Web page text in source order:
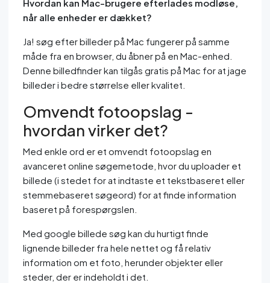
Hvordan kan Mac-brugere efterlades modløse,
når alle enheder er dækket?
Ja! søg efter billeder på Mac fungerer på samme
måde fra en browser, du åbner på en Mac-enhed.
Denne billedfinder kan tilgås gratis på Mac for at jage
billeder i bedre størrelse eller kvalitet.
Omvendt fotoopslag -
hvordan virker det?
Med enkle ord er et omvendt fotoopslag en
avanceret online søgemetode, hvor du uploader et
billede (i stedet for at indtaste et tekstbaseret eller
stemmebaseret søgeord) for at finde information
baseret på forespørgslen.
Med google billede søg kan du hurtigt finde
lignende billeder fra hele nettet og få relativ
information om et foto, herunder objekter eller
steder, der er indeholdt i det.